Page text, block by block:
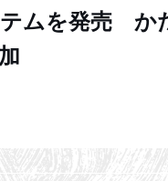
ムを発売 か